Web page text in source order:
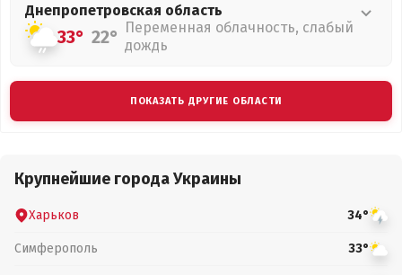
Днепропетровская область
33° 22° Переменная облачность, слабый
дождь
ПОКАЗАТЬ ДРУГИЕ ОБЛАСТИ
Крупнейшие города Украины
Харьков 34°
Симферополь 33°